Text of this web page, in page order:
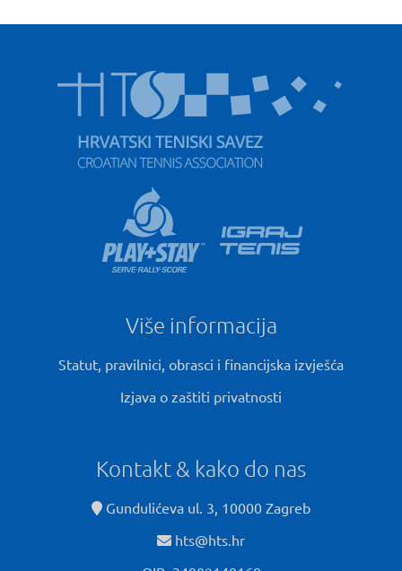
Više informacija
Statut, pravilnici, obrasci i financijska izvješća
Izjava o zaštiti privatnosti
Kontakt & kako do nas
Gundulićeva ul. 3, 10000 Zagreb
hts@hts.hr